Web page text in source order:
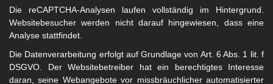
Die reCAPTCHA-Analysen laufen vollständig im Hintergrund.
Websitebesucher werden nicht darauf hingewiesen, dass eine
Analyse stattfindet.
Die Datenverarbeitung erfolgt auf Grundlage von Art. 6 Abs. 1 lit. f
DSGVO. Der Websitebetreiber hat ein berechtigtes Interesse
daran, seine Webangebote vor missbräuchlicher automatisierter